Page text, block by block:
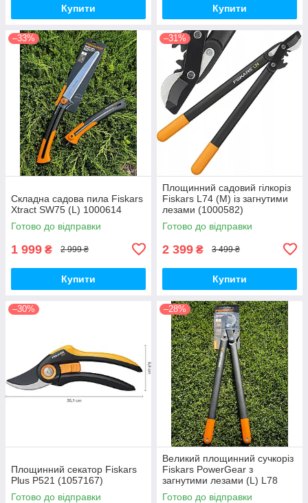
Купити Купити
–33%
Складна садова пила Fiskars
Xtract SW75 (L) 1000614
Готово до відправки
1 999 ₴ 2 999 ₴
Купити
–31%
Площинний садовий гілкоріз
Fiskars L74 (M) із загнутими
лезами (1000582)
Готово до відправки
2 399 ₴ 3 499 ₴
Купити
–30%
Площинний секатор Fiskars
Plus P521 (1057167)
Готово до відправки
–28%
Великий площинний сучкоріз
Fiskars PowerGear з
загнутими лезами (L) L78
112590
Готово до відправки